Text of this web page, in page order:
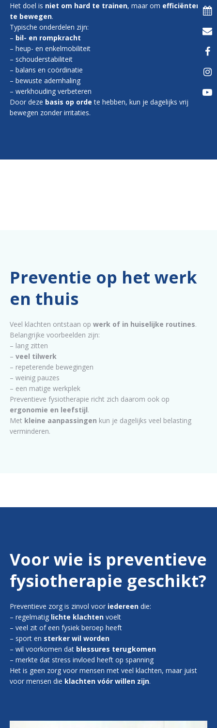
Het doel is niet om hard te trainen, maar om efficiënter
te bewegen.
Typische onderdelen zijn:
– bil- en rompkracht
– heup- en enkelmobiliteit
– schouderstabiliteit
– balans en coördinatie
– bewuste ademhaling
– werkhouding verbeteren
Door deze basis op orde te hebben, kun je dagelijks vrij
bewegen zonder irritaties.
Preventie op het werk
en thuis
Veel klachten ontstaan op werk of in huiselijke routines.
Belangrijke voorbeelden zijn:
– lang zitten
– veel tilwerk
– repeterende bewegingen
– weinig pauzes
– een matige werkplek
Preventieve fysiotherapie richt zich daarom ook op
ergonomie en leefstijl.
Met kleine aanpassingen kun je dagelijks veel belasting
verminderen.
Voor wie is preventieve
fysiotherapie geschikt?
Preventieve zorg is zinvol voor iedereen die:
– regelmatig lichte klachten voelt
– veel zit of een fysiek beroep heeft
– sport en sterker wil worden
– wil voorkomen dat blessures terugkomen
– merkte dat stress invloed heeft op spanning
Het is geen zorg voor mensen met veel klachten, maar juist
voor mensen die klachten vóór willen zijn.